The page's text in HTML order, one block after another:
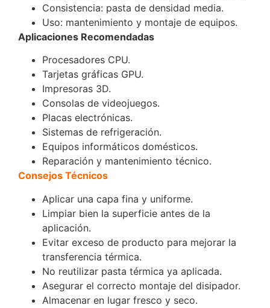
Consistencia: pasta de densidad media.
Uso: mantenimiento y montaje de equipos.
Aplicaciones Recomendadas
Procesadores CPU.
Tarjetas gráficas GPU.
Impresoras 3D.
Consolas de videojuegos.
Placas electrónicas.
Sistemas de refrigeración.
Equipos informáticos domésticos.
Reparación y mantenimiento técnico.
Consejos Técnicos
Aplicar una capa fina y uniforme.
Limpiar bien la superficie antes de la
aplicación.
Evitar exceso de producto para mejorar la
transferencia térmica.
No reutilizar pasta térmica ya aplicada.
Asegurar el correcto montaje del disipador.
Almacenar en lugar fresco y seco.